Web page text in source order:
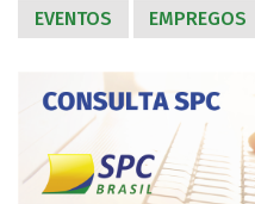
EVENTOS
EMPREGOS